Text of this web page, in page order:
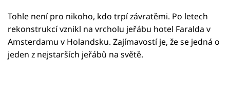
Tohle není pro nikoho, kdo trpí závratěmi. Po letech
rekonstrukcí vznikl na vrcholu jeřábu hotel Faralda v
Amsterdamu v Holandsku. Zajímavostí je, že se jedná o
jeden z nejstarších jeřábů na světě.